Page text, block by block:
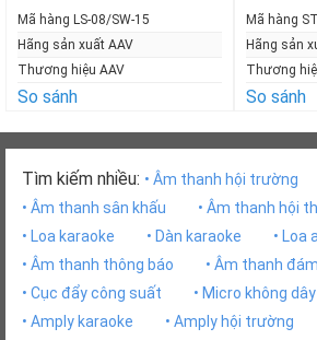
là:
13.500.000₫.
tại
là:
7.800.000₫.
Mã hàng LS-08/SW-15
Hãng sản xuất AAV
Thương hiệu AAV
So sánh
Mã hàng
Hãng sản
Thương
So sánh
Tìm kiếm nhiều: • Âm thanh hội trường
• Âm thanh sân khấu
• Âm thanh hội
• Loa karaoke
• Dàn karaoke
• Loa
• Âm thanh thông báo
• Âm thanh
• Cục đẩy công suất
• Micro không dây
• Amply karaoke
• Amply hội trường